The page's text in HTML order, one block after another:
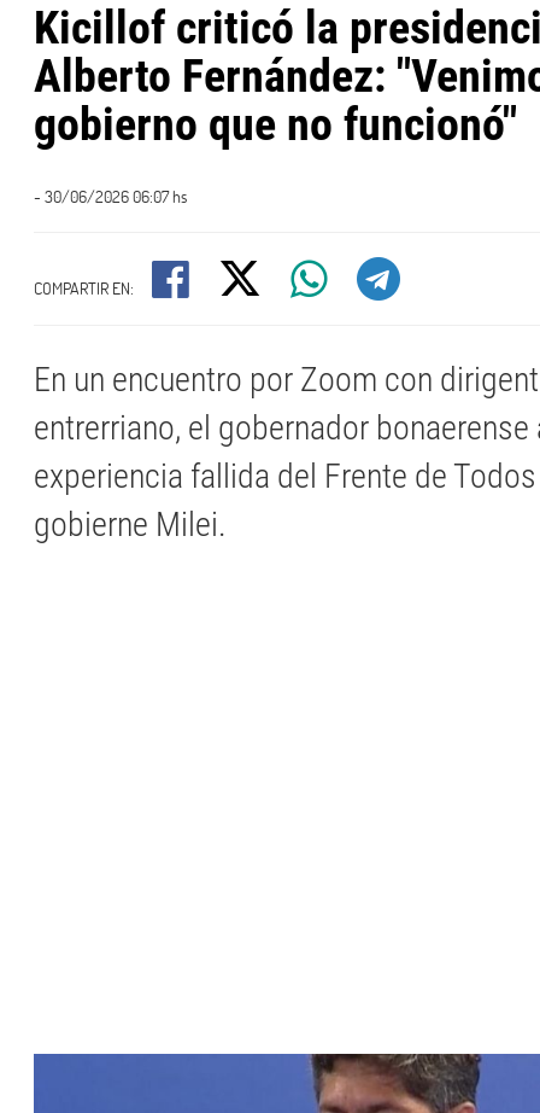
Kicillof criticó la
Alberto Fernández:
gobierno que no funcionó"
- 30/06/2026 06:07 hs
COMPARTIR EN:
En un encuentro por Zoom con
entrerriano, el gobernador
experiencia fallida del Frente de
gobierne Milei.